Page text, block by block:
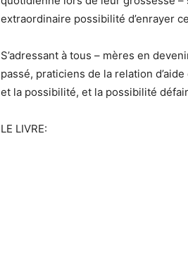
extraordinaire possibilité d’enrayer
S’adressant à tous – mères en
passé, praticiens de la relation
et la possibilité, et la possibilité
LE LIVRE: